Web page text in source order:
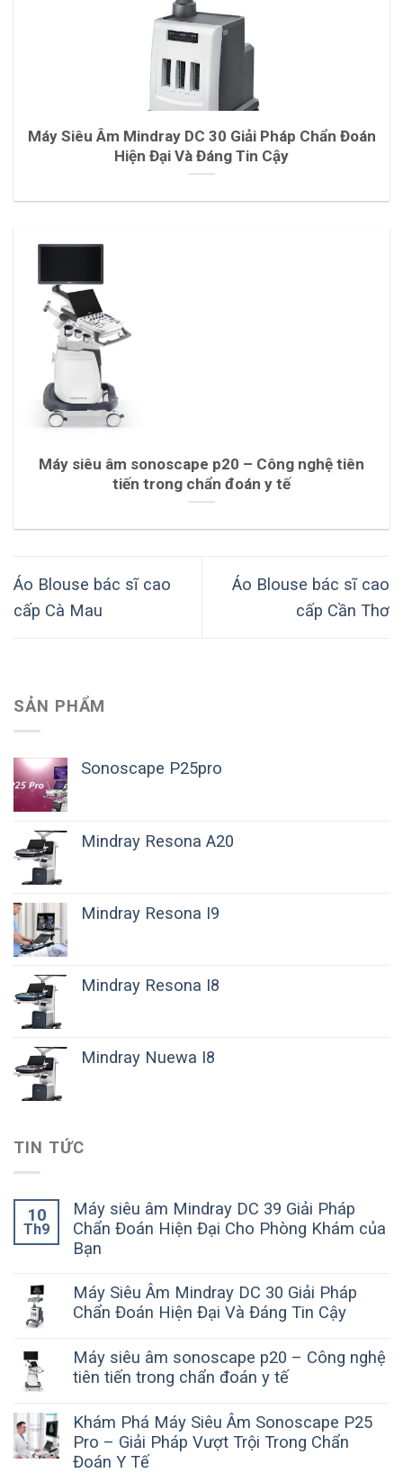
Máy Siêu Âm Mindray DC 30 Giải Pháp Chẩn Đoán
Hiện Đại Và Đáng Tin Cậy
Máy siêu âm sonoscape p20 – Công nghệ tiên
tiến trong chẩn đoán y tế
Áo Blouse bác sĩ cao
cấp Cà Mau
Áo Blouse bác sĩ cao
cấp Cần Thơ
SẢN PHẨM
Sonoscape P25pro
Mindray Resona A20
Mindray Resona I9
Mindray Resona I8
Mindray Nuewa I8
TIN TỨC
10
Th9
Máy siêu âm Mindray DC 39 Giải Pháp
Chẩn Đoán Hiện Đại Cho Phòng Khám của
Bạn
Máy Siêu Âm Mindray DC 30 Giải Pháp
Chẩn Đoán Hiện Đại Và Đáng Tin Cậy
Máy siêu âm sonoscape p20 – Công nghệ
tiên tiến trong chẩn đoán y tế
Khám Phá Máy Siêu Âm Sonoscape P25
Pro – Giải Pháp Vượt Trội Trong Chẩn
Đoán Y Tế